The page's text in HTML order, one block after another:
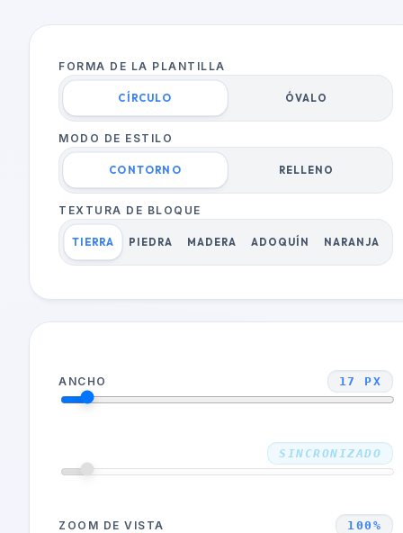
FORMA DE LA PLANTILLA
CÍRCULO ÓVALO
MODO DE ESTILO
CONTORNO RELLENO
TEXTURA DE BLOQUE
TIERRA PIEDRA MADERA ADOQUÍN NARANJA
ANCHO 17 PX
SINCRONIZADO
ZOOM DE VISTA 100 %